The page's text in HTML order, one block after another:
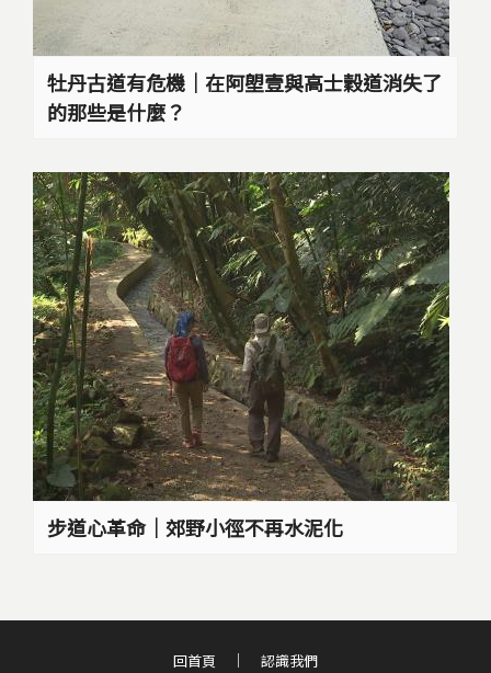
牡丹古道有危機｜在阿塱壹與高士穀道消失了
的那些是什麼？
步道心革命｜郊野小徑不再水泥化
回首頁 認識我們